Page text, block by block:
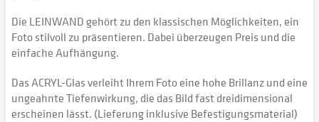
Die LEINWAND gehört zu den klassischen Möglichkeiten, ein
Foto stilvoll zu präsentieren. Dabei überzeugen Preis und die
einfache Aufhängung.
Das ACRYL-Glas verleiht Ihrem Foto eine hohe Brillanz und eine
ungeahnte Tiefenwirkung, die das Bild fast dreidimensional
erscheinen lässt. (Lieferung inklusive Befestigungsmaterial)